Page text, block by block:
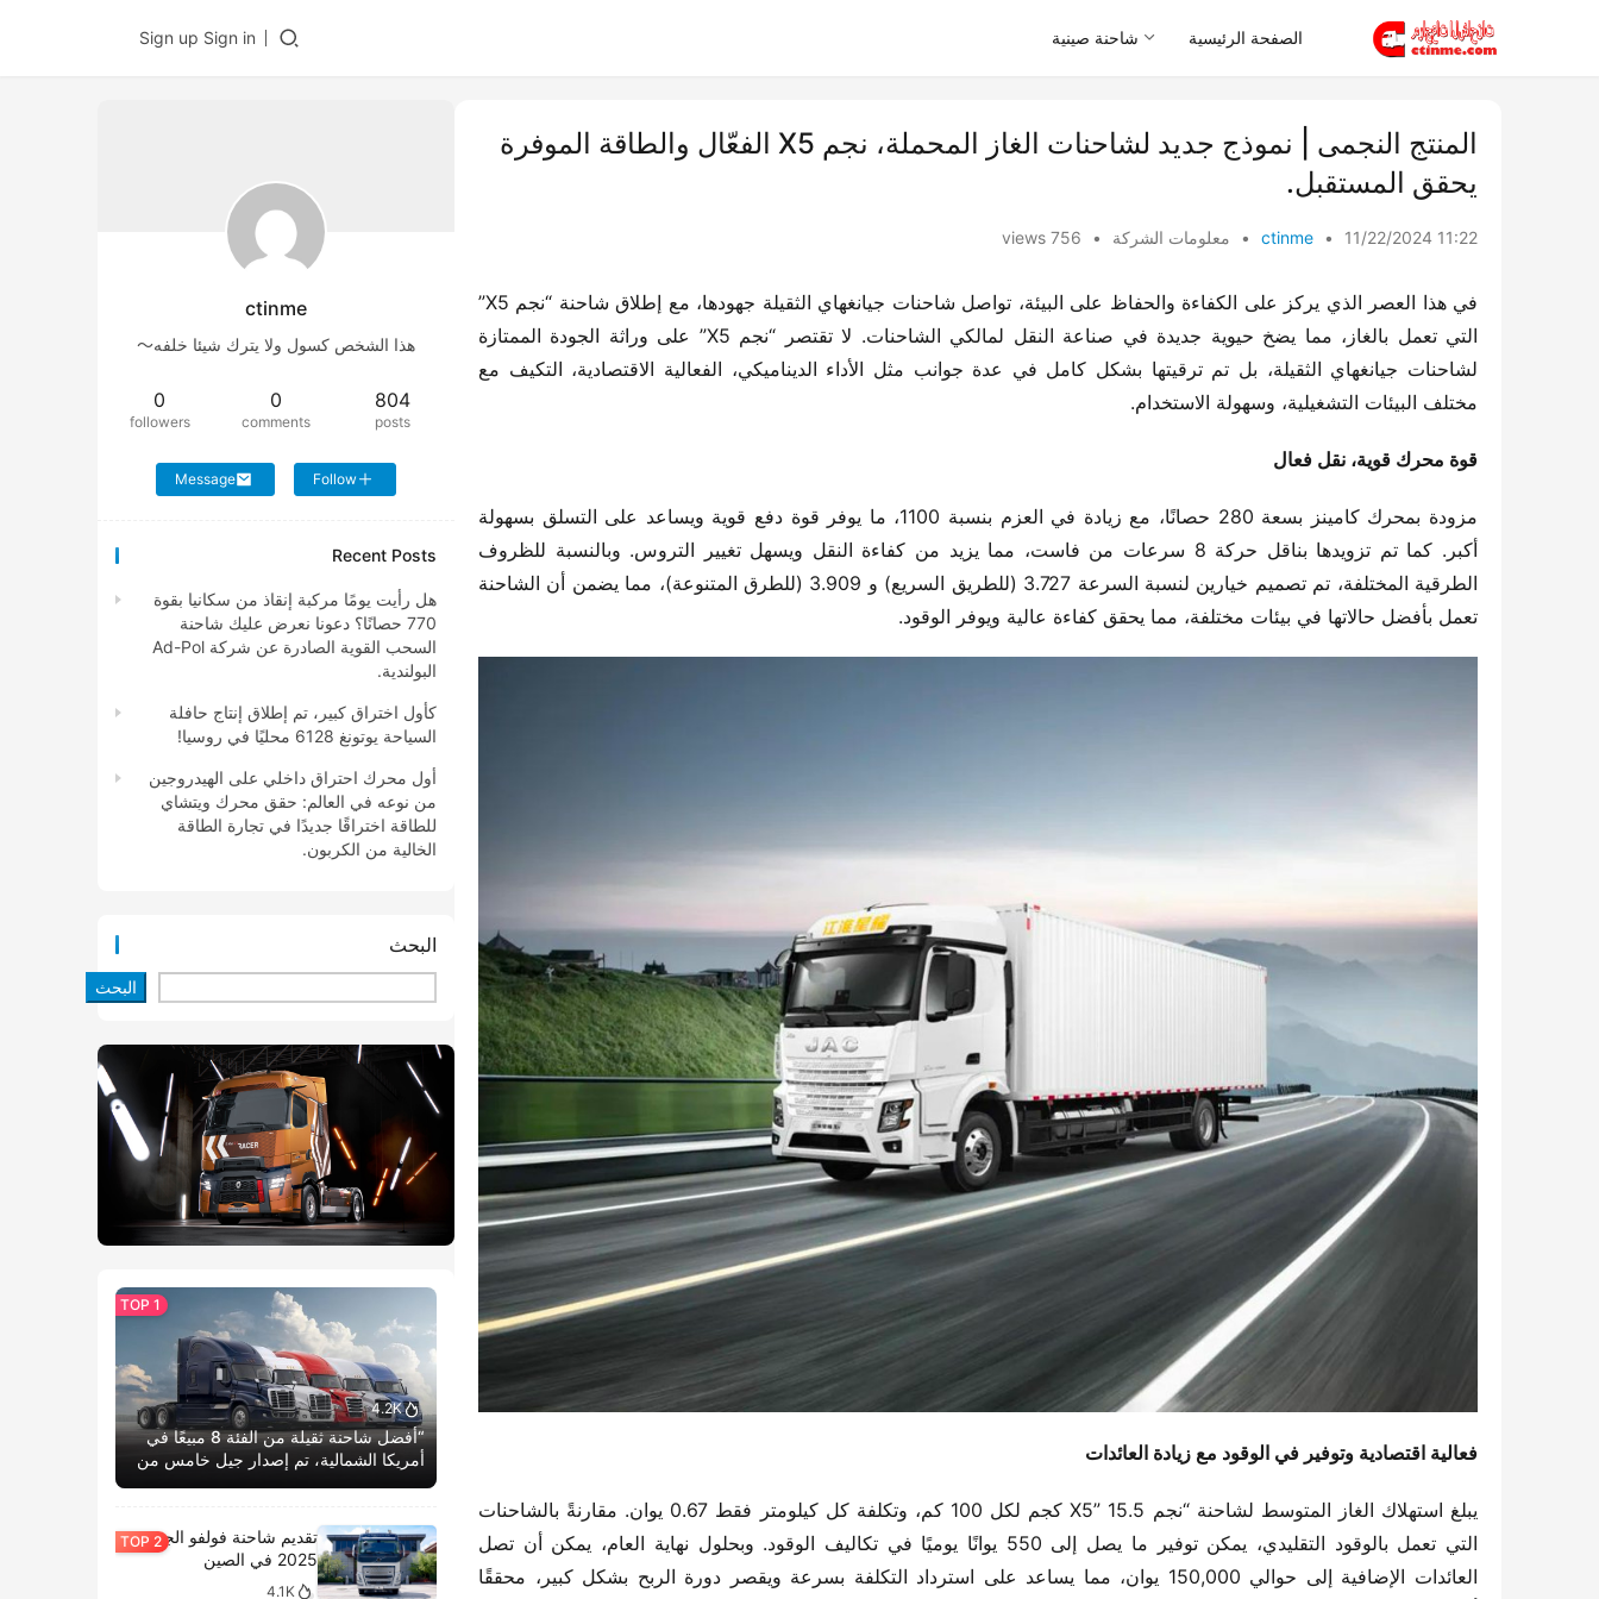
الصفحة الرئيسية شاحنة صينية Sign in
Sign up
المنتج النجمى | نموذج جديد لشاحنات الغاز المحملة، نجم X5 الفعّال والطاقة الموفرة
يحقق المستقبل.
ctinme • 11/22/2024 11:22
• معلومات الشركة •
756 views
مختلف البيئات التشغيلية، وسهولة الاستخدام.
قوة محرك قوية، نقل فعال
تعمل بأفضل حالاتها في بيئات مختلفة، مما يحقق كفاءة عالية ويوفر الوقود.
فعالية اقتصادية وتوفير في الوقود مع زيادة العائدات
ctinme
هذا الشخص كسول ولا يترك شيئا خلفه～
804
posts
0
comments
0
followers
Follow
Message
Recent Posts
هل رأيت يومًا مركبة إنقاذ من سكانيا بقوة
770 حصانًا؟ دعونا نعرض عليك شاحنة
السحب القوية الصادرة عن شركة Ad-Pol
البولندية.
كأول اختراق كبير، تم إطلاق إنتاج حافلة
السياحة يوتونغ 6128 محليًا في روسيا!
أول محرك احتراق داخلي على الهيدروجين
من نوعه في العالم: حقق محرك ويتشاي
للطاقة اختراقًا جديدًا في تجارة الطاقة
الخالية من الكربون.
البحث
البحث
4.2K
“أفضل شاحنة ثقيلة من الفئة 8 مبيعًا في
أمريكا الشمالية، تم إصدار جيل خامس من
تقديم شاحنة فولفو الجديدة
2025 في الصين
4.1K